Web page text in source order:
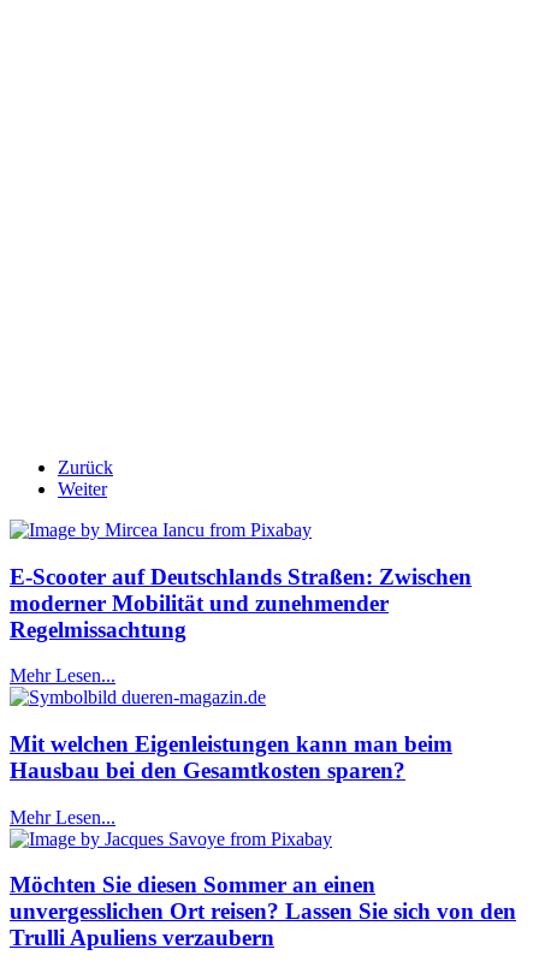
Zurück
Weiter
E-Scooter auf Deutschlands Straßen: Zwischen
moderner Mobilität und zunehmender
Regelmissachtung
Mehr Lesen...
Mit welchen Eigenleistungen kann man beim
Hausbau bei den Gesamtkosten sparen?
Mehr Lesen...
Möchten Sie diesen Sommer an einen
unvergesslichen Ort reisen? Lassen Sie sich von den
Trulli Apuliens verzaubern